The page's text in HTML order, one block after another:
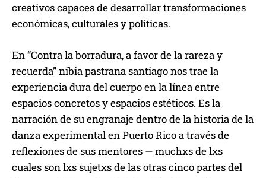
creativos capaces de desarrollar transformaciones
económicas, culturales y políticas.
En “Contra la borradura, a favor de la rareza y
recuerda” nibia pastrana santiago nos trae la
experiencia dura del cuerpo en la línea entre
espacios concretos y espacios estéticos. Es la
narración de su engranaje dentro de la historia de la
danza experimental en Puerto Rico a través de
reflexiones de sus mentores — muchxs de lxs
cuales son lxs sujetxs de las otras cinco partes del